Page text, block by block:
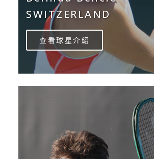
SWITZERLAND
查看球星介紹